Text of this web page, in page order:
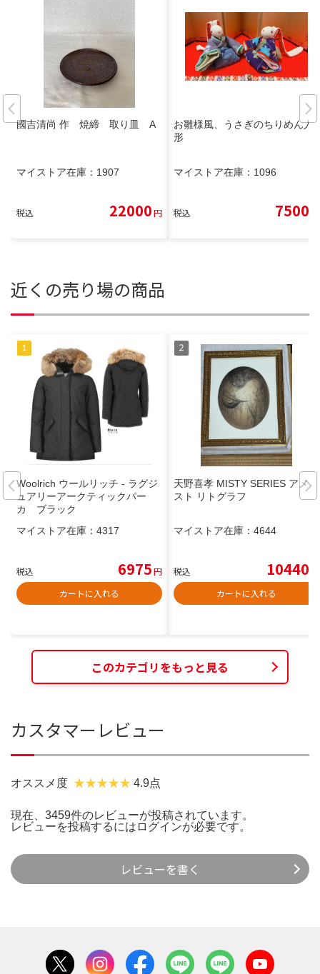
國吉清尚 作 焼締 取り皿 A
マイストア在庫： 1907
税込 22000円
お雛様風、うさぎのちりめん人
形
マイストア在庫： 1096
税込 7500
近くの売り場の商品
Woolrich ウールリッチ - ラグジ
ュアリーアークティックパー
カ ブラック
マイストア在庫： 4317
税込 6975円
カートに入れる
天野喜孝 MISTY SERIES アメジ
スト リトグラフ
マイストア在庫： 4644
税込 10440
カートに入れる
このカテゴリをもっと見る
カスタマーレビュー
オススメ度 4.9点
現在、3459件のレビューが投稿されています。
レビューを投稿するには ログインが必要です。
レビューを書く